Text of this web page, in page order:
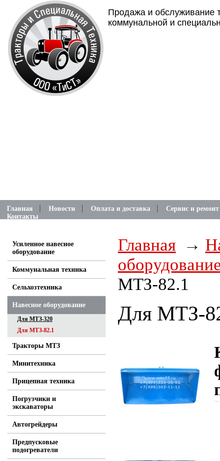
Продажа и обслуживание
коммунальной и
Главная Новости Оплата и доставка
Сервис и ремонт
Контакты
Главная
МТЗ-82.1
Для МТЗ-
Усиленное навесное
оборудование
Коммунальная техника
Сельхозтехника
Навесное оборудование
Для МТЗ-320
Для МТЗ-82.1
Тракторы МТЗ
Минитехника
Прицепная техника
Погрузчики и
экскаваторы
Автогрейдеры
Предпусковые
подогреватели